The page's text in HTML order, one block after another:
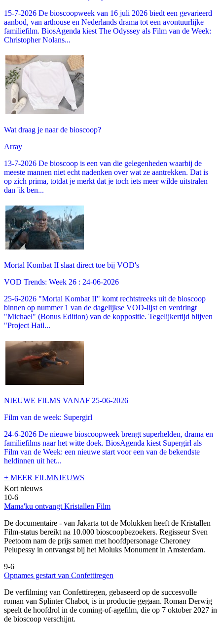
15-7-2026 De bioscoopweek van 16 juli 2026 biedt een gevarieerd
aanbod, van arthouse en Nederlands drama tot een avontuurlijke
familiefilm. BiosAgenda kiest The Odyssey als Film van de Week:
Christopher Nolans...
Wat draag je naar de bioscoop?
Array
13-7-2026 De bioscoop is een van die gelegenheden waarbij de
meeste mannen niet echt nadenken over wat ze aantrekken. Dat is
op zich prima, totdat je merkt dat je toch iets meer wilde uitstralen
dan 'ik ben...
Mortal Kombat II slaat direct toe bij VOD's
VOD Trends: Week 26 : 24-06-2026
25-6-2026 "Mortal Kombat II" komt rechtstreeks uit de bioscoop
binnen op nummer 1 van de dagelijkse VOD-lijst en verdringt
"Michael" (Bonus Edition) van de koppositie. Tegelijkertijd blijven
"Project Hail...
NIEUWE FILMS VANAF 25-06-2026
Film van de week: Supergirl
24-6-2026 De nieuwe bioscoopweek brengt superhelden, drama en
familiefilms naar het witte doek. BiosAgenda kiest Supergirl als
Film van de Week: een nieuwe start voor een van de bekendste
heldinnen uit het...
+ MEER FILMNIEUWS
Kort nieuws
10-6
Mama'ku ontvangt Kristallen Film
De documentaire - van Jakarta tot de Molukken heeft de Kristallen
Film-status bereikt na 10.000 bioscoopbezoekers. Regisseur Sven
Peetoom nam de prijs samen met hoofdpersonage Cheroney
Pelupessy in ontvangst bij het Moluks Monument in Amsterdam.
9-6
Opnames gestart van Confettiregen
De verfilming van Confettiregen, gebaseerd op de succesvolle
roman van Splinter Chabot, is in productie gegaan. Roman Derwig
speelt de hoofdrol in de coming-of-agefilm, die op 7 oktober 2027 in
de bioscoop verschijnt.